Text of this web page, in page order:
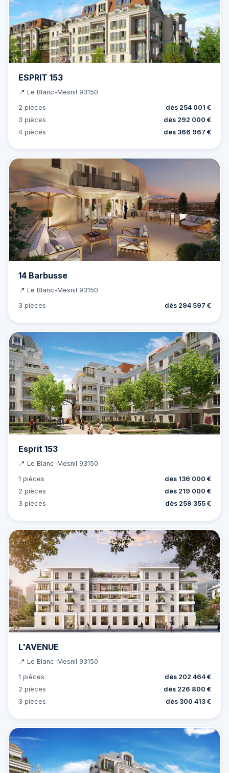
ESPRIT 153
📍 Le Blanc-Mesnil 93150
2 pièces
dès 254 001 €
3 pièces
dès 292 000 €
4 pièces
dès 366 967 €
14 Barbusse
📍 Le Blanc-Mesnil 93150
3 pièces
dès 294 597 €
Esprit 153
📍 Le Blanc-Mesnil 93150
1 pièces
dès 136 000 €
2 pièces
dès 219 000 €
3 pièces
dès 259 355 €
L'AVENUE
📍 Le Blanc-Mesnil 93150
1 pièces
dès 202 464 €
2 pièces
dès 226 800 €
3 pièces
dès 300 413 €